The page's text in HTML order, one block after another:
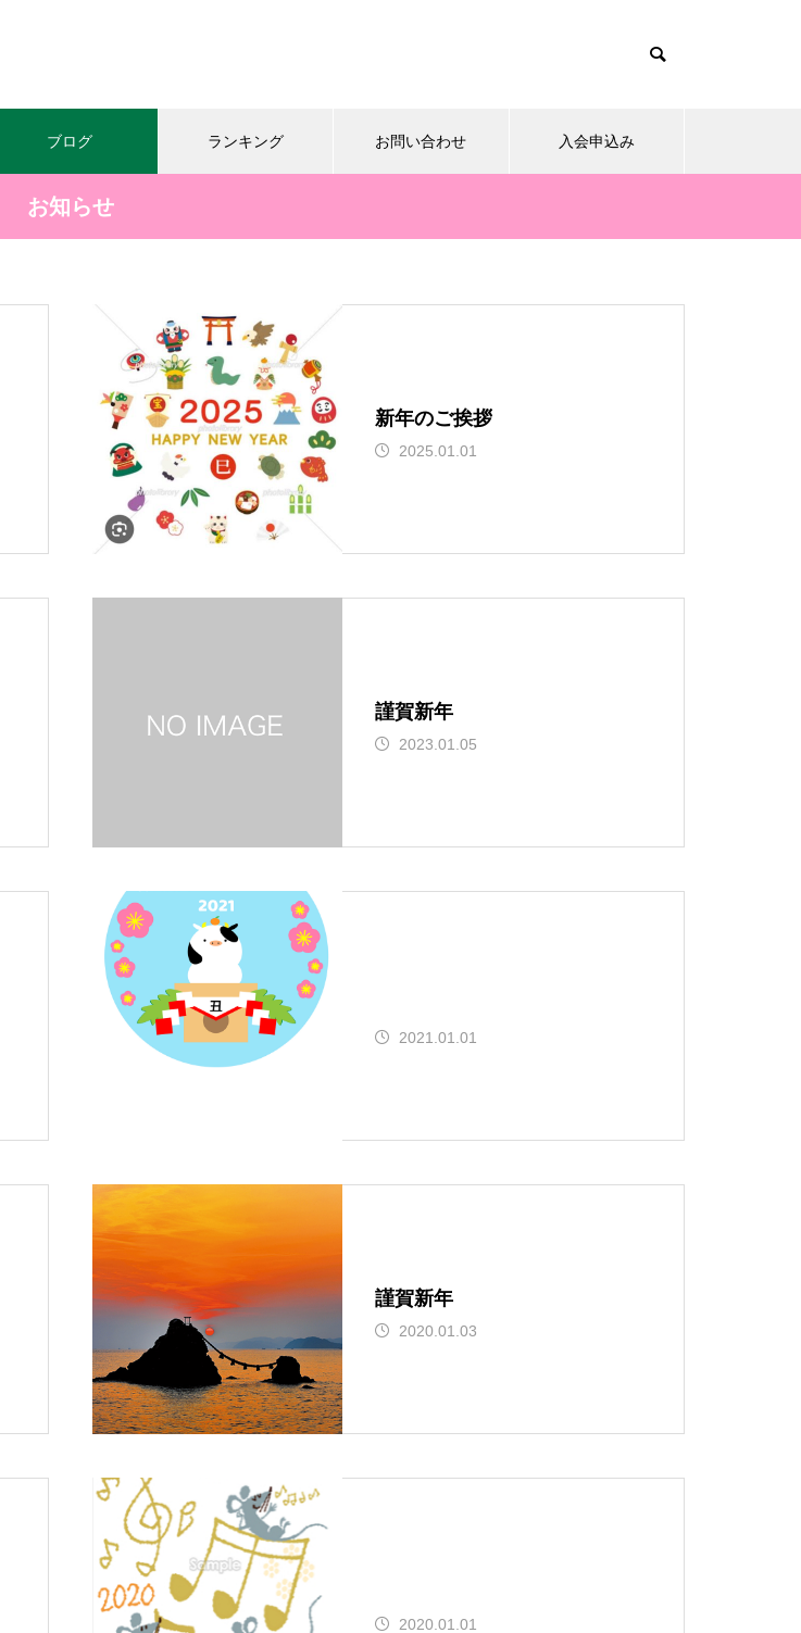
ブログ ランキング お問い合わせ 入会申込み
教室の様子
今年の｢桃子｣頂きました
15日のお詣りをさせて頂きまし
「おうちカフェありがと｣さん
へ行ってきました
お知らせ
新年のご挨拶
2025.01.01
謹賀新年
2023.01.05
2021.01.01
謹賀新年
2020.01.03
2020.01.01